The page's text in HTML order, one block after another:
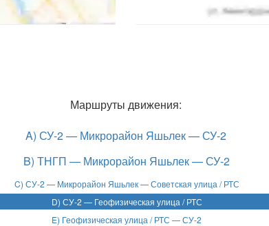
Маршруты движения:
A) СУ-2 — Микрорайон Яшьлек — СУ-2
B) ТНГП — Микрорайон Яшьлек — СУ-2
C) СУ-2 — Микрорайон Яшьлек — Советская улица / РТС
D) СУ-2 — Геофизическая улица / РТС
E) Геофизическая улица / РТС — СУ-2